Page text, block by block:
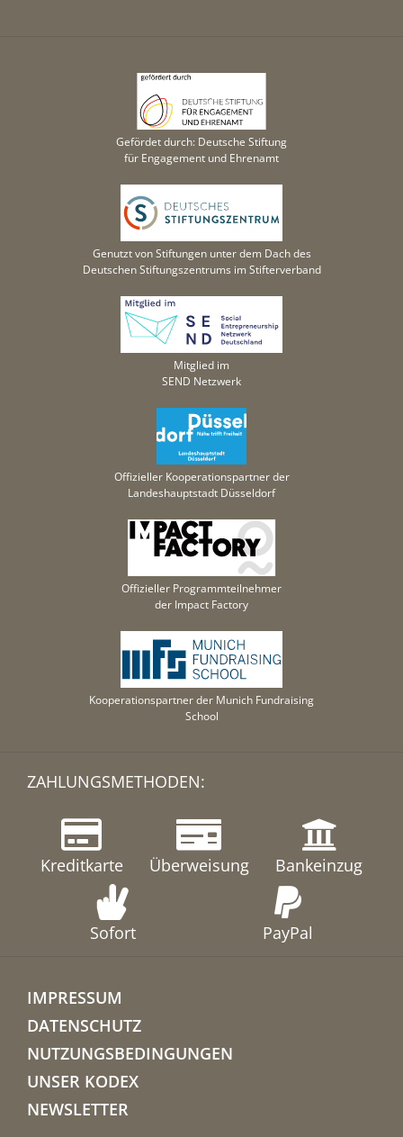
Gefördet durch: Deutsche Stiftung
für Engagement und Ehrenamt
Genutzt von Stiftungen unter dem Dach des
Deutschen Stiftungszentrums im Stifterverband
Mitglied im
SEND Netzwerk
Offizieller Kooperationspartner der
Landeshauptstadt Düsseldorf
Offizieller Programmteilnehmer
der Impact Factory
Kooperationspartner der Munich Fundraising
School
ZAHLUNGSMETHODEN:
Kreditkarte Überweisung Bankeinzug
Sofort PayPal
IMPRESSUM
DATENSCHUTZ
NUTZUNGSBEDINGUNGEN
UNSER KODEX
NEWSLETTER